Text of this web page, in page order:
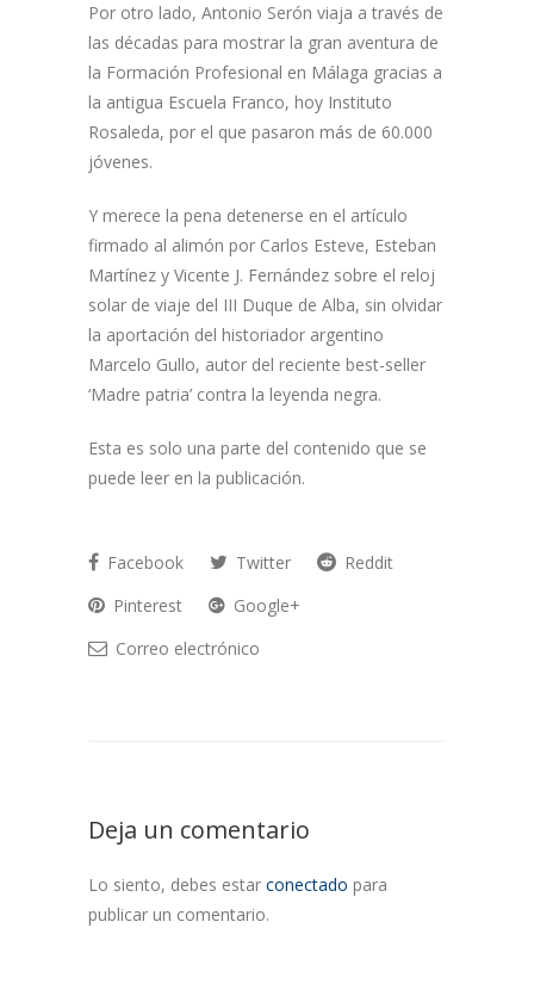
Por otro lado, Antonio Serón viaja a través de
las décadas para mostrar la gran aventura de
la Formación Profesional en Málaga gracias a
la antigua Escuela Franco, hoy Instituto
Rosaleda, por el que pasaron más de 60.000
jóvenes.
Y merece la pena detenerse en el artículo
firmado al alimón por Carlos Esteve, Esteban
Martínez y Vicente J. Fernández sobre el reloj
solar de viaje del III Duque de Alba, sin olvidar
la aportación del historiador argentino
Marcelo Gullo, autor del reciente best-seller
‘Madre patria’ contra la leyenda negra.
Esta es solo una parte del contenido que se
puede leer en la publicación.
Facebook Twitter
Reddit
Pinterest
Google+
Correo electrónico
Deja un comentario
Lo siento, debes estar conectado para
publicar un comentario.